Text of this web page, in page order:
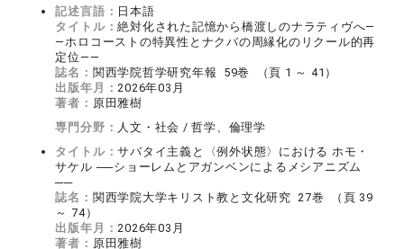
記述言語： 日本語
タイトル：絶対化された記憶から橋渡しのナラティヴへ―
—ホロコーストの特異性とナクバの周縁化のリクール的再
定位——
誌名： 関西学院哲学研究年報 59巻 （頁 1 ～ 41）
出版年月：2026年03月
著者： 原田雅樹
専門分野： 人文・社会 / 哲学、倫理学
タイトル：サバタイ主義と〈例外状態〉における ホモ・
サケル ──ショーレムとアガンベンによるメシアニズム
──
誌名： 関西学院大学キリスト教と文化研究 27巻 （頁 39
～ 74）
出版年月：2026年03月
著者： 原田雅樹